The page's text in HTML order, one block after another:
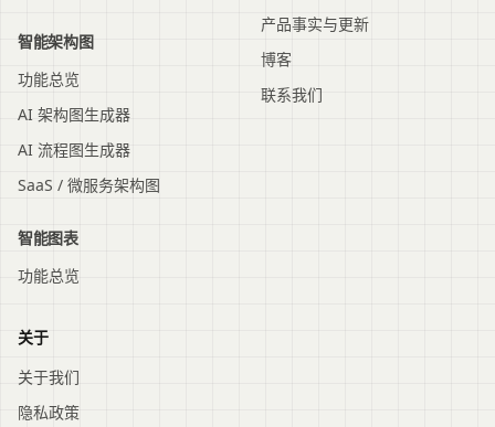
智能架构图
功能总览
AI 架构图生成器
AI 流程图生成器
SaaS / 微服务架构图
智能图表
功能总览
产品事实与更新
博客
联系我们
关于
关于我们
隐私政策